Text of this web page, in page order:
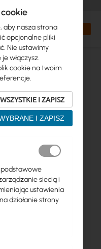
Search
Mój
aby nasza strona
opcjonalne pliki
Nie ustawimy
włączysz.
cookie na twoim
I ZAPISZ
I ZAPISZ
siecią i
ustawienia
działanie strony